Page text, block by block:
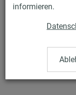
informieren.
mit